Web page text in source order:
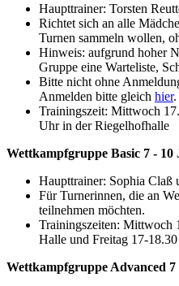
Haupttrainer: Torsten
Richtet sich an alle
Turnen sammeln wollen,
Hinweis: aufgrund hoher
Gruppe eine Warteliste,
Bitte nicht ohne
Anmelden bitte gleich hier.
Trainingszeit: Mittwoch
Uhr in der Riegelhofhalle
Wettkampfgruppe Basic 7 - 10
Haupttrainer: Sophia Claß
Für Turnerinnen, die an
teilnehmen möchten.
Trainingszeiten: Mittwoch
Halle und Freitag 17-
Wettkampfgruppe Advanced 7